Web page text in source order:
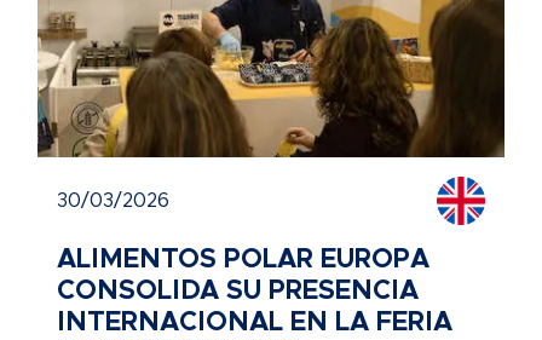
30/03/2026
ALIMENTOS POLAR EUROPA
CONSOLIDA SU PRESENCIA
INTERNACIONAL EN LA FERIA